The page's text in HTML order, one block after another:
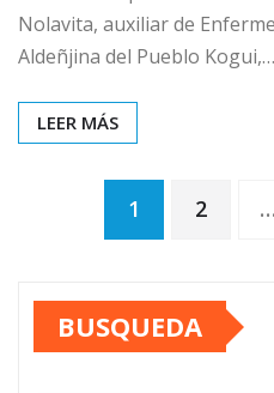
Nolavita, auxiliar de
Aldeñjina del Pueblo Kogui,…
LEER MÁS
Paginación
de
entradas
1 2 …
BUSQUEDA